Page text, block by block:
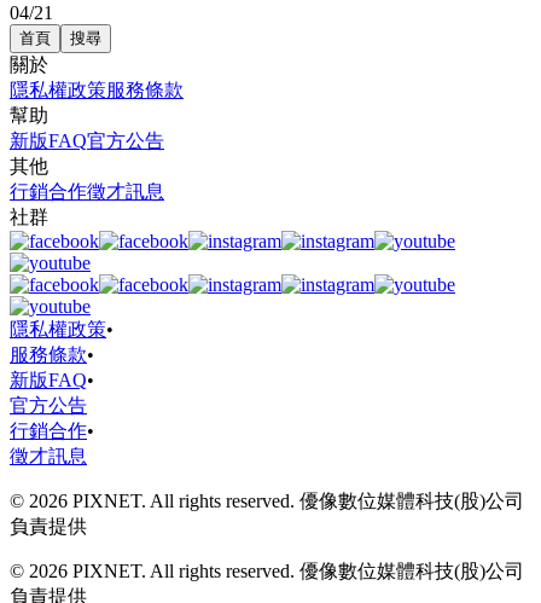
04/21
首頁 搜尋
關於
隱私權政策服務條款
幫助
新版FAQ官方公告
其他
行銷合作徵才訊息
社群
隱私權政策•
服務條款•
新版FAQ•
官方公告
行銷合作•
徵才訊息
© 2026 PIXNET. All rights reserved. 優像數位媒體科技(股)公司
負責提供
© 2026 PIXNET. All rights reserved. 優像數位媒體科技(股)公司
負責提供